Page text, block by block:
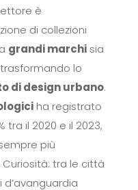
è
di collezioni
grandi marchisia
lo
di design urbano.
ha registrato
tra il 2020 e il 2023,
più
tra le città